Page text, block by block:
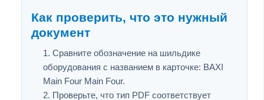
Как проверить, что это нужный
документ
Сравните обозначение на шильдике
оборудования с названием в карточке: BAXI
Main Four Main Four.
Проверьте, что тип PDF соответствует